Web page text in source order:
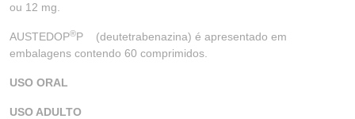
ou 12 mg.
AUSTEDOP®P (deutetrabenazina) é apresentado em
embalagens contendo 60 comprimidos.
USO ORAL
USO ADULTO